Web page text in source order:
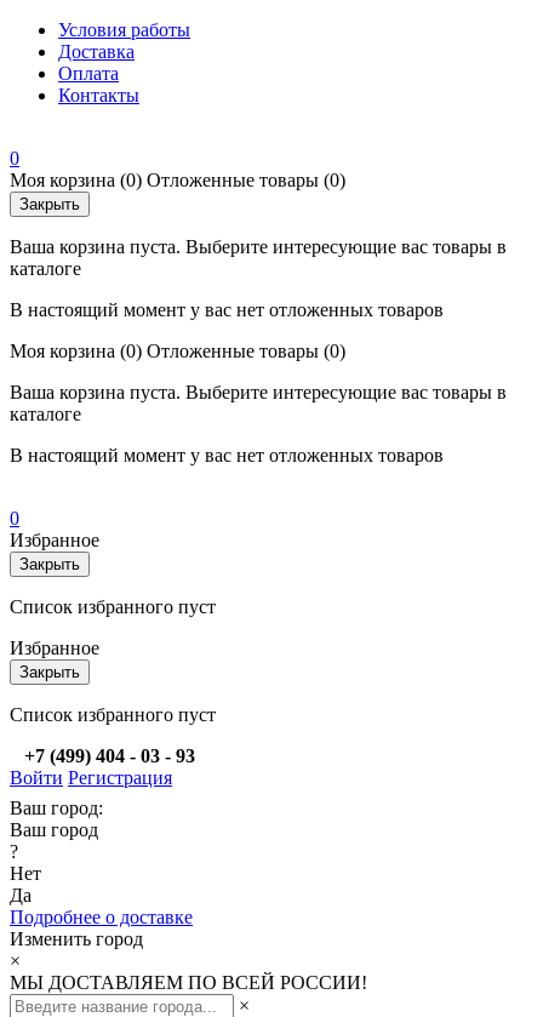
Условия работы
Доставка
Оплата
Контакты
0
Моя корзина (0) Отложенные товары (0)
Закрыть
Ваша корзина пуста. Выберите интересующие вас товары в
каталоге
В настоящий момент у вас нет отложенных товаров
Моя корзина (0) Отложенные товары (0)
Ваша корзина пуста. Выберите интересующие вас товары в
каталоге
В настоящий момент у вас нет отложенных товаров
0
Избранное
Закрыть
Список избранного пуст
Избранное
Закрыть
Список избранного пуст
+7 (499) 404 - 03 - 93
Войти Регистрация
Ваш город:
Ваш город
?
Нет
Да
Подробнее о доставке
Изменить город
×
МЫ ДОСТАВЛЯЕМ ПО ВСЕЙ РОССИИ!
×